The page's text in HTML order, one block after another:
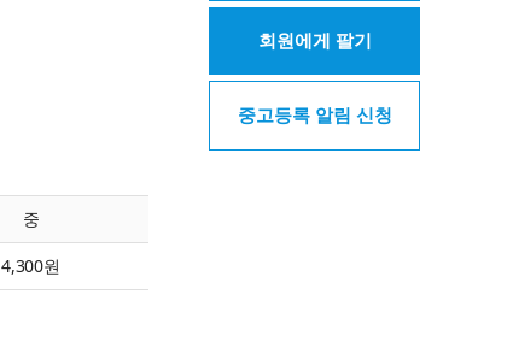
중
4,300원
회원에게 팔기
중고등록 알림 신청